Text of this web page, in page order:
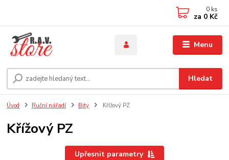
Menu
Hledat
0 ks
za 0 Kč
Úvod Ruční nářadí Bity Křížový PZ
Křížový PZ
Upřesnit parametry